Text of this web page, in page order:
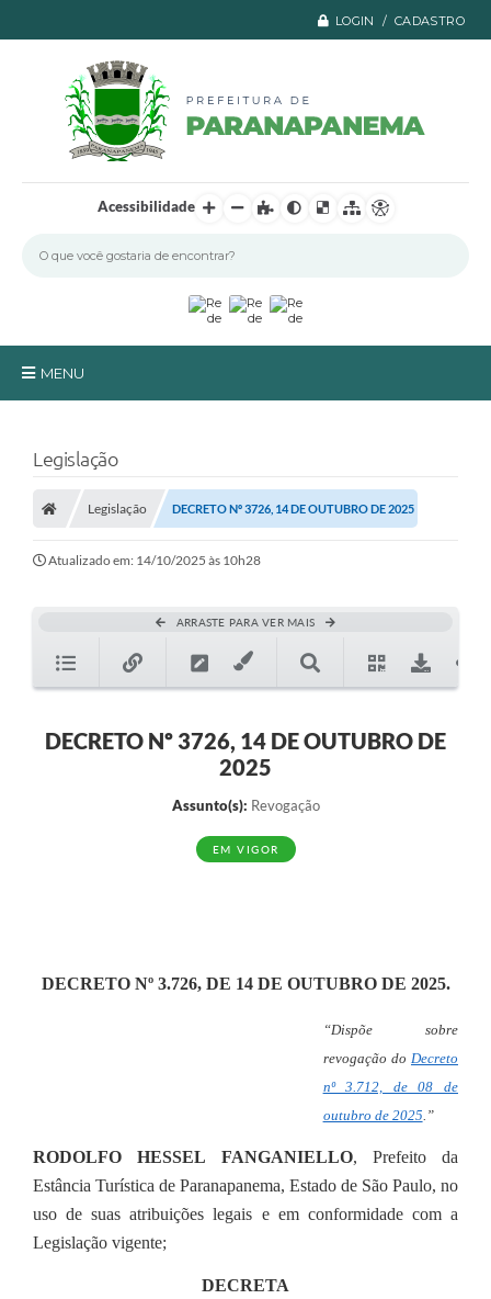
LOGIN / CADASTRO
Acessibilidade
MENU
A Prefeitura
Turismo
Transparência
Fale Conosco
Legislação
Legislação
Legislação DECRETO Nº 3726, 14 DE OUTUBRO DE 2025
Atualizado em: 14/10/2025 às 10h28
ARRASTE PARA VER MAIS
DECRETO Nº 3726, 14 DE OUTUBRO DE
2025
Assunto(s): Revogação
EM VIGOR
DECRETO Nº 3.726, DE 14 DE OUTUBRO DE 2025.
“Dispõe sobre
revogação do Decreto
nº 3.712, de 08 de
outubro de 2025.”
RODOLFO HESSEL FANGANIELLO, Prefeito da
Estância Turística de Paranapanema, Estado de São Paulo, no
uso de suas atribuições legais e em conformidade com a
Legislação vigente;
DECRETA